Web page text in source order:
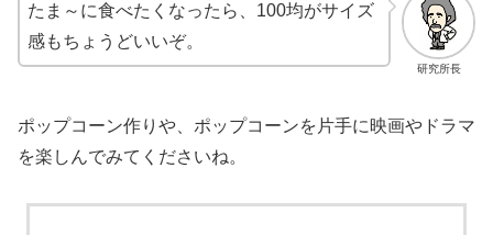
研究所長
たま～に食べたくなったら、100均がサイズ
感もちょうどいいぞ。
ポップコーン作りや、ポップコーンを片手に映画やドラマ
を楽しんでみてくださいね。